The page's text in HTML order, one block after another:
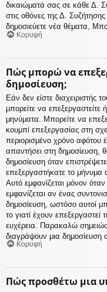
δικαιώματά σας σε κάθε Δ.
στις οθόνες της Δ.
δημοσιεύετε νέα θέματα,
Κορυφή
Πώς μπορώ να
δημοσίευση;
Εάν δεν είστε διαχειριστής
μπορείτε να
μηνύματα. Μπορείτε να
κουμπί επεξεργασίας στη
περιορισμένο χρόνο αφότου
απαντήσει στη δημοσίευση,
δημοσίευση όταν
επεξεργαστήκατε το μήνυμα
Αυτό εμφανίζεται μόνον
εμφανίζεται αν ένας
δημοσίευση, ωστόσο αυτοί
το γιατί έχουν επεξεργαστεί
ευχέρεια. Παρακαλώ
διαγράψουν μια δημοσίευση
Κορυφή
Πώς προσθέτω μια